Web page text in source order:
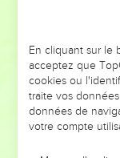
Nos rois, nos
commandements ;
avertissements que
Tant qu’ils
bienfaits que tu
fertile que tu leur
En cliquant sur le
acceptez que
cookies ou
traite vos
données de
votre compte